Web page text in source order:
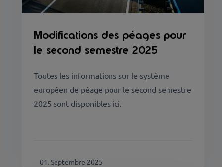
Modifications des péages pour
le second semestre 2025
Toutes les informations sur le système
européen de péage pour le second semestre
2025 sont disponibles ici.
01. Septembre 2025